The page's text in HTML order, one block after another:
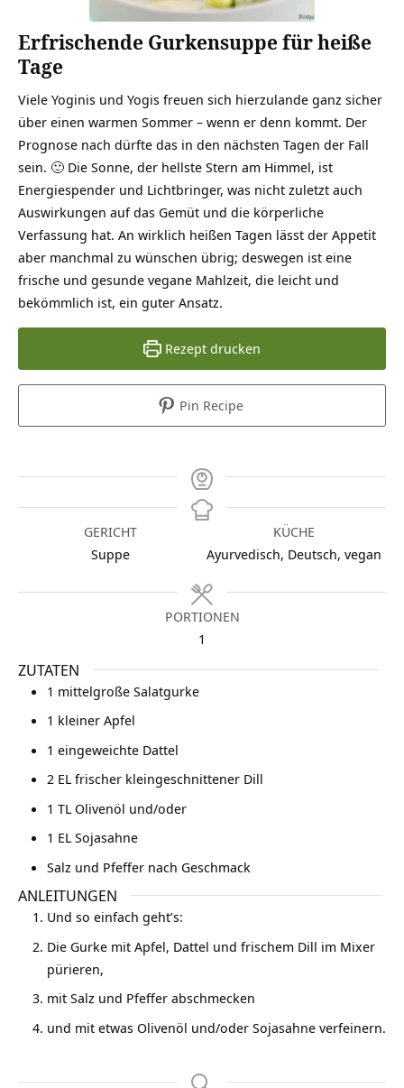
Erfrischende Gurkensuppe für heiße
Tage
Viele Yoginis und Yogis freuen sich hierzulande ganz sicher
über einen warmen Sommer – wenn er denn kommt. Der
Prognose nach dürfte das in den nächsten Tagen der Fall
sein. 🙂 Die Sonne, der hellste Stern am Himmel, ist
Energiespender und Lichtbringer, was nicht zuletzt auch
Auswirkungen auf das Gemüt und die körperliche
Verfassung hat. An wirklich heißen Tagen lässt der Appetit
aber manchmal zu wünschen übrig; deswegen ist eine
frische und gesunde vegane Mahlzeit, die leicht und
bekömmlich ist, ein guter Ansatz.
Rezept drucken
Pin Recipe
GERICHT
Suppe
KÜCHE
Ayurvedisch, Deutsch, vegan
PORTIONEN
1
ZUTATEN
1 mittelgroße Salatgurke
1 kleiner Apfel
1 eingeweichte Dattel
2 EL frischer kleingeschnittener Dill
1 TL Olivenöl und/oder
1 EL Sojasahne
Salz und Pfeffer nach Geschmack
ANLEITUNGEN
Und so einfach geht’s:
Die Gurke mit Apfel, Dattel und frischem Dill im Mixer
pürieren,
mit Salz und Pfeffer abschmecken
und mit etwas Olivenöl und/oder Sojasahne verfeinern.